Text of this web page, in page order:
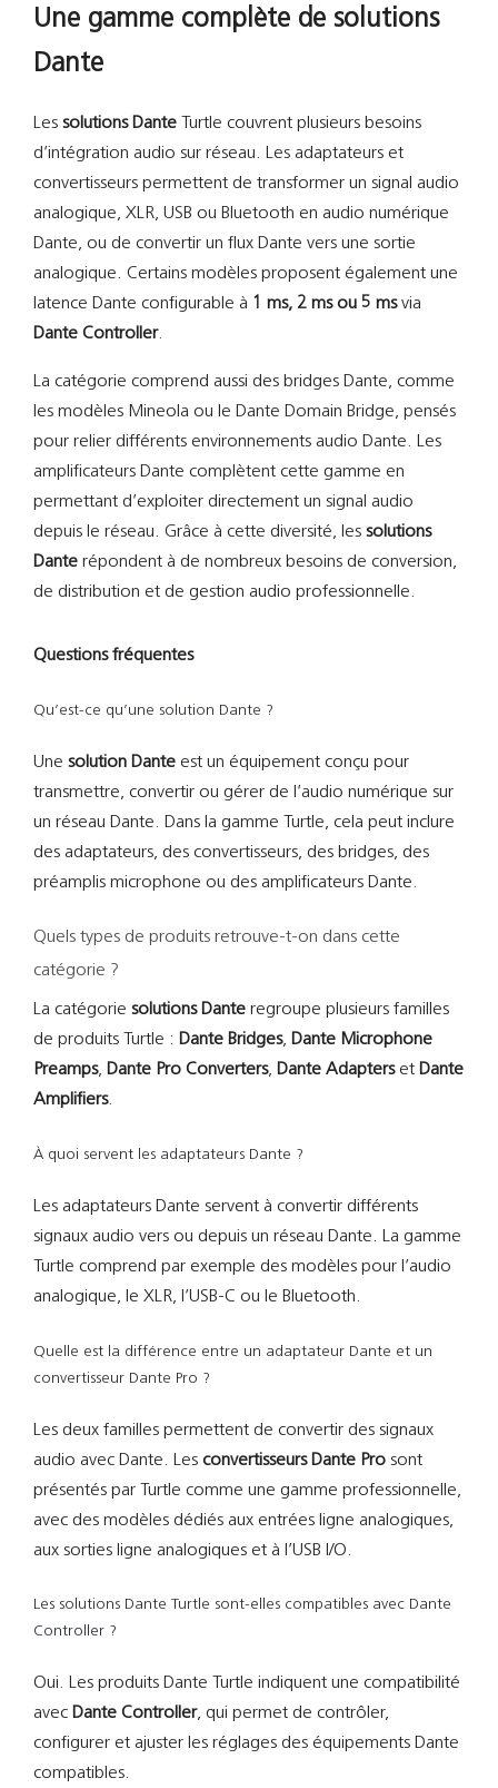
Une gamme complète de solutions
Dante
Les solutions Dante Turtle couvrent plusieurs besoins
d’intégration audio sur réseau. Les adaptateurs et
convertisseurs permettent de transformer un signal audio
analogique, XLR, USB ou Bluetooth en audio numérique
Dante, ou de convertir un flux Dante vers une sortie
analogique. Certains modèles proposent également une
latence Dante configurable à 1 ms, 2 ms ou 5 msvia
Dante Controller.
La catégorie comprend aussi des bridges Dante, comme
les modèles Mineola ou le Dante Domain Bridge, pensés
pour relier différents environnements audio Dante. Les
amplificateurs Dante complètent cette gamme en
permettant d’exploiter directement un signal audio
depuis le réseau. Grâce à cette diversité, les solutions
Dante répondent à de nombreux besoins de conversion,
de distribution et de gestion audio professionnelle.
Questions fréquentes
Qu’est-ce qu’une solution Dante ?
Une solution Dante est un équipement conçu pour
transmettre, convertir ou gérer de l’audio numérique sur
un réseau Dante. Dans la gamme Turtle, cela peut inclure
des adaptateurs, des convertisseurs, des bridges, des
préamplis microphone ou des amplificateurs Dante.
Quels types de produits retrouve-t-on dans cette
catégorie ?
La catégorie solutions Dante regroupe plusieurs familles
de produits Turtle : Dante Bridges, Dante Microphone
Preamps, Dante Pro Converters, Dante Adapterset Dante
Amplifiers.
À quoi servent les adaptateurs Dante ?
Les adaptateurs Dante servent à convertir différents
signaux audio vers ou depuis un réseau Dante. La gamme
Turtle comprend par exemple des modèles pour l’audio
analogique, le XLR, l’USB-C ou le Bluetooth.
Quelle est la différence entre un adaptateur Dante et un
convertisseur Dante Pro ?
Les deux familles permettent de convertir des signaux
audio avec Dante. Les convertisseurs Dante Pro sont
présentés par Turtle comme une gamme professionnelle,
avec des modèles dédiés aux entrées ligne analogiques,
aux sorties ligne analogiques et à l’USB I/O.
Les solutions Dante Turtle sont-elles compatibles avec Dante
Controller ?
Oui. Les produits Dante Turtle indiquent une compatibilité
avec Dante Controller, qui permet de contrôler,
configurer et ajuster les réglages des équipements Dante
compatibles.